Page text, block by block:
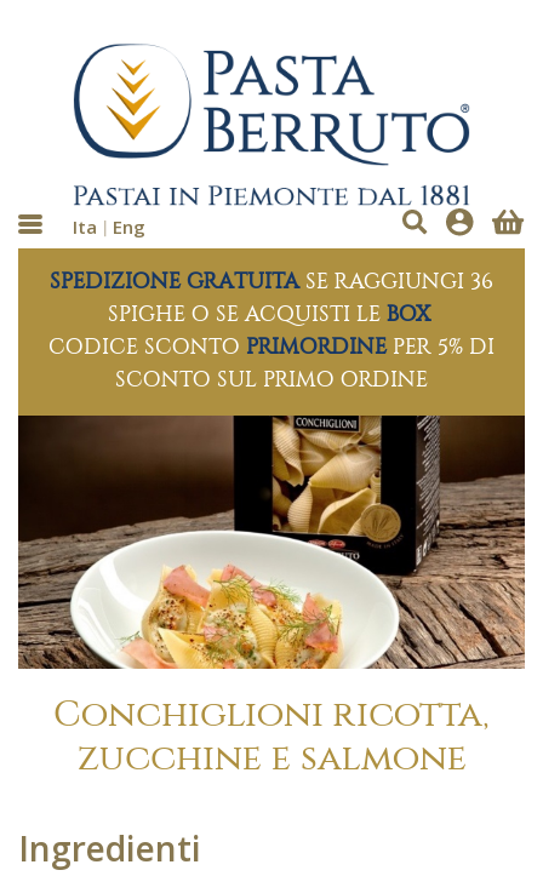
Ita Eng
SPEDIZIONE GRATUITA SE RAGGIUNGI 36
SPIGHE O SE ACQUISTI LE BOX
CODICE SCONTO PRIMORDINE PER 5% DI
SCONTO SUL PRIMO ORDINE
Conchiglioni ricotta,
zucchine e salmone
Ingredienti